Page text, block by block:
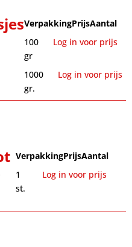
VerpakkingPrijsAantal
100
gr
Log in voor prijs
1000
gr.
Log in voor prijs
VerpakkingPrijsAantal
1
st.
Log in voor prijs